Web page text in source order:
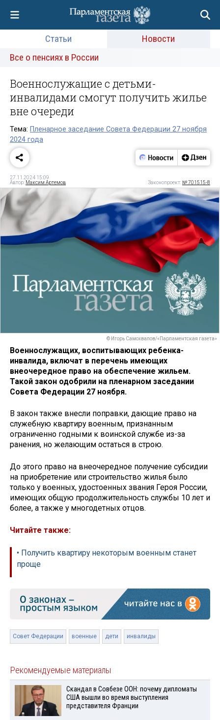
Статьи
Новости
Все о пенсиях в России
Военнослужащие с детьми-
инвалидами смогут получить жилье
вне очереди
Тема: Пленарное заседание Совета Федерации 27 ноября
2024 года
27.11.2024 15:09
Автор: Максим Артемов Законопроект: № 701515-8
© Игорь Самохвалов/«Парламентская газета»
Военнослужащих, воспитывающих ребенка-
инвалида, включат в перечень имеющих
внеочередное право на обеспечение жильем.
Такой закон одобрили на пленарном заседании
Совета Федерации 27 ноября.
В закон также внесли поправки, дающие право на
служебную квартиру военным, признанным
ограниченно годными к воинской службе из-за
ранения, но желающим остаться в строю.
До этого право на внеочередное получение субсидии
на приобретение или строительство жилья было
только у военных, удостоенных звания Героя России,
имеющих общую продолжительность службы 10 лет и
более, а также у многодетных отцов.
Читайте также:
• Получить квартиру некоторым военным станет
проще
Совет Федерации военные дети инвалиды
Рекомендуемые материалы
Скандал в Совбезе ООН: почему дипломаты
США вышли во время выступления
представителя Франции